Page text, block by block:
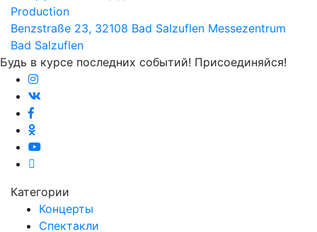
Benzstraße 23, 32108 Bad Salzuflen Messezentrum
Bad Salzuflen
Будь в курсе последних событий! Присоединяйся!
Категории
Концерты
Спектакли